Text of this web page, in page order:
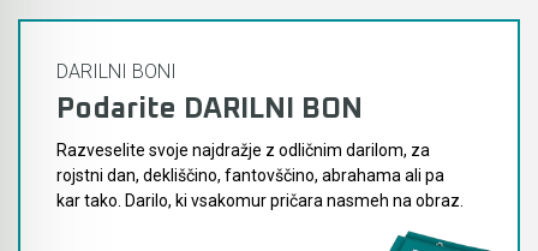
DARILNI BONI
Podarite DARILNI BON
Razveselite svoje najdražje z odličnim darilom, za
rojstni dan, dekliščino, fantovščino, abrahama ali pa
kar tako. Darilo, ki vsakomur pričara nasmeh na obraz.